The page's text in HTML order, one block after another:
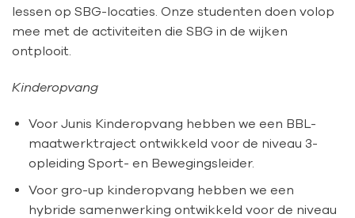
lessen op SBG-locaties. Onze studenten doen volop
mee met de activiteiten die SBG in de wijken
ontplooit.
Kinderopvang
Voor Junis Kinderopvang hebben we een BBL-
maatwerktraject ontwikkeld voor de niveau 3-
opleiding Sport- en Bewegingsleider.
Voor gro-up kinderopvang hebben we een
hybride samenwerking ontwikkeld voor de niveau